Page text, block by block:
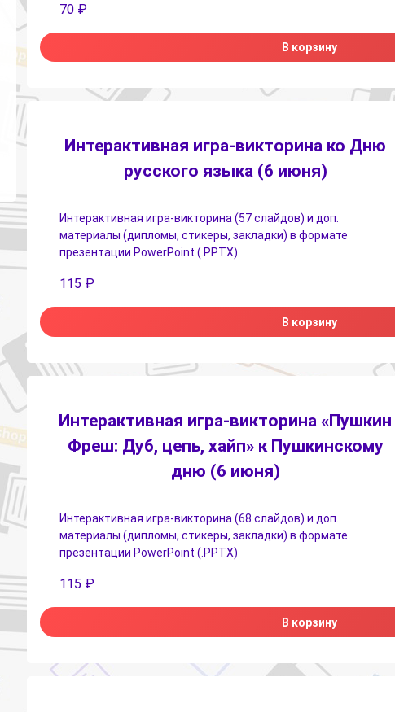
70 ₽
В корзину
Интерактивная игра-викторина ко Дню
русского языка (6 июня)
Интерактивная игра-викторина (57 слайдов) и доп.
материалы (дипломы, стикеры, закладки) в формате
презентации PowerPoint (.PPTX)
115 ₽
В корзину
Интерактивная игра-викторина «Пушкин
Фреш: Дуб, цепь, хайп» к Пушкинскому
дню (6 июня)
Интерактивная игра-викторина (68 слайдов) и доп.
материалы (дипломы, стикеры, закладки) в формате
презентации PowerPoint (.PPTX)
115 ₽
В корзину